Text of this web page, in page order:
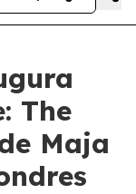
The
Maja